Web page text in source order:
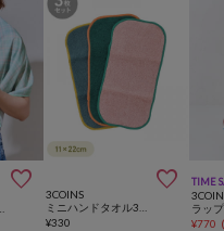
 
3COINS
¥330
TIME
ラッ
¥770